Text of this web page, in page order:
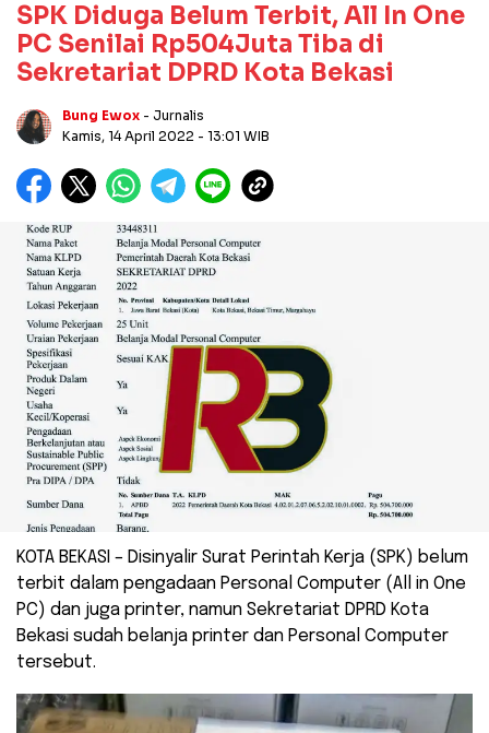
SPK Diduga Belum Terbit, All In One
PC Senilai Rp504Juta Tiba di
Sekretariat DPRD Kota Bekasi
Bung Ewox - Jurnalis
Kamis, 14 April 2022 - 13:01 WIB
KOTA BEKASI – Disinyalir Surat Perintah Kerja (SPK) belum
terbit dalam pengadaan Personal Computer (All in One
PC) dan juga printer, namun Sekretariat DPRD Kota
Bekasi sudah belanja printer dan Personal Computer
tersebut.